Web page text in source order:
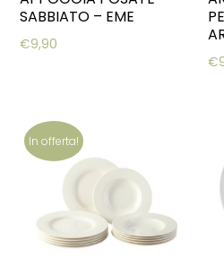
SABBIATO – EME
€9,90
€
In offerta!